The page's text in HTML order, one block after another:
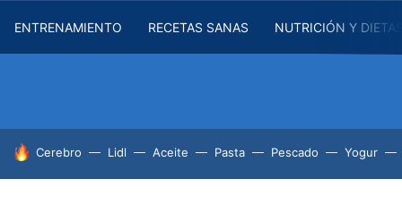
ENTRENAMIENTO RECETAS SANAS NUTRICIÓN Y
HOY SE HABLA DE
Cerebro Lidl Aceite Pasta Pescado Yogur